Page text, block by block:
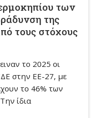
των
της
τους στόχους
το 2025 οι
στην ΕΕ-27, με
το 46% των
ίδια